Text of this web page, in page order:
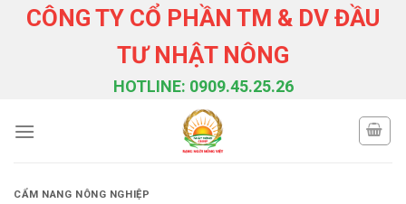
SkipCÔNG TY CỔ PHẦN TM & DV ĐẦU
TƯ NHẬT NÔNG
HOTLINE: 0909.45.25.26
CẨM NANG NÔNG NGHIỆP